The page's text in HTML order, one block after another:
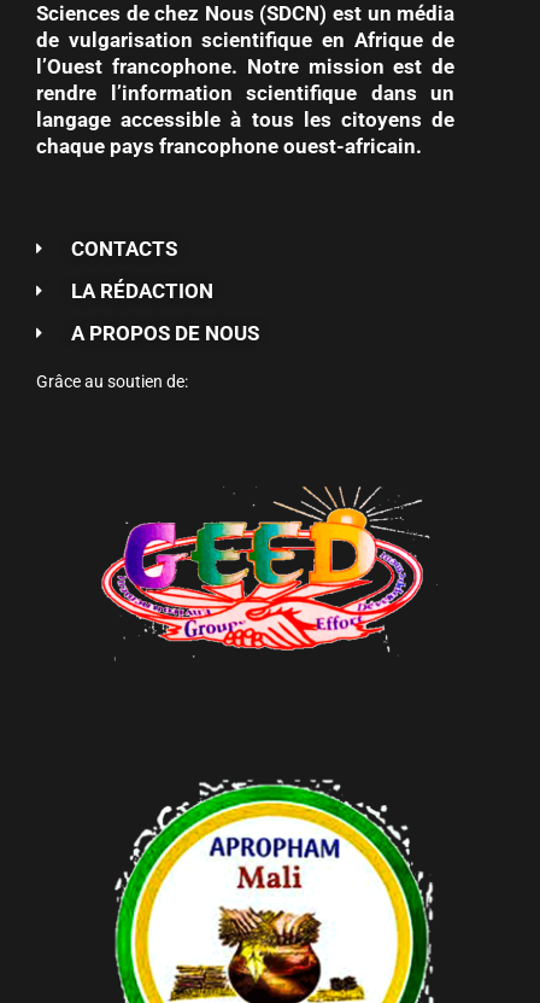
Sciences de chez Nous (SDCN) est un média
de vulgarisation scientifique en Afrique de
l’Ouest francophone. Notre mission est de
rendre l’information scientifique dans un
langage accessible à tous les citoyens de
chaque pays francophone ouest-africain.
CONTACTS
LA RÉDACTION
A PROPOS DE NOUS
Grâce au soutien de: